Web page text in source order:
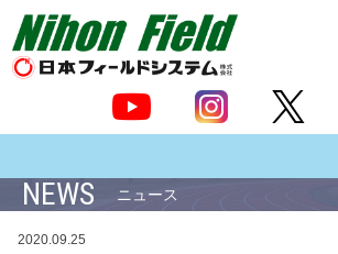
NEWS ニュース
2020.09.25